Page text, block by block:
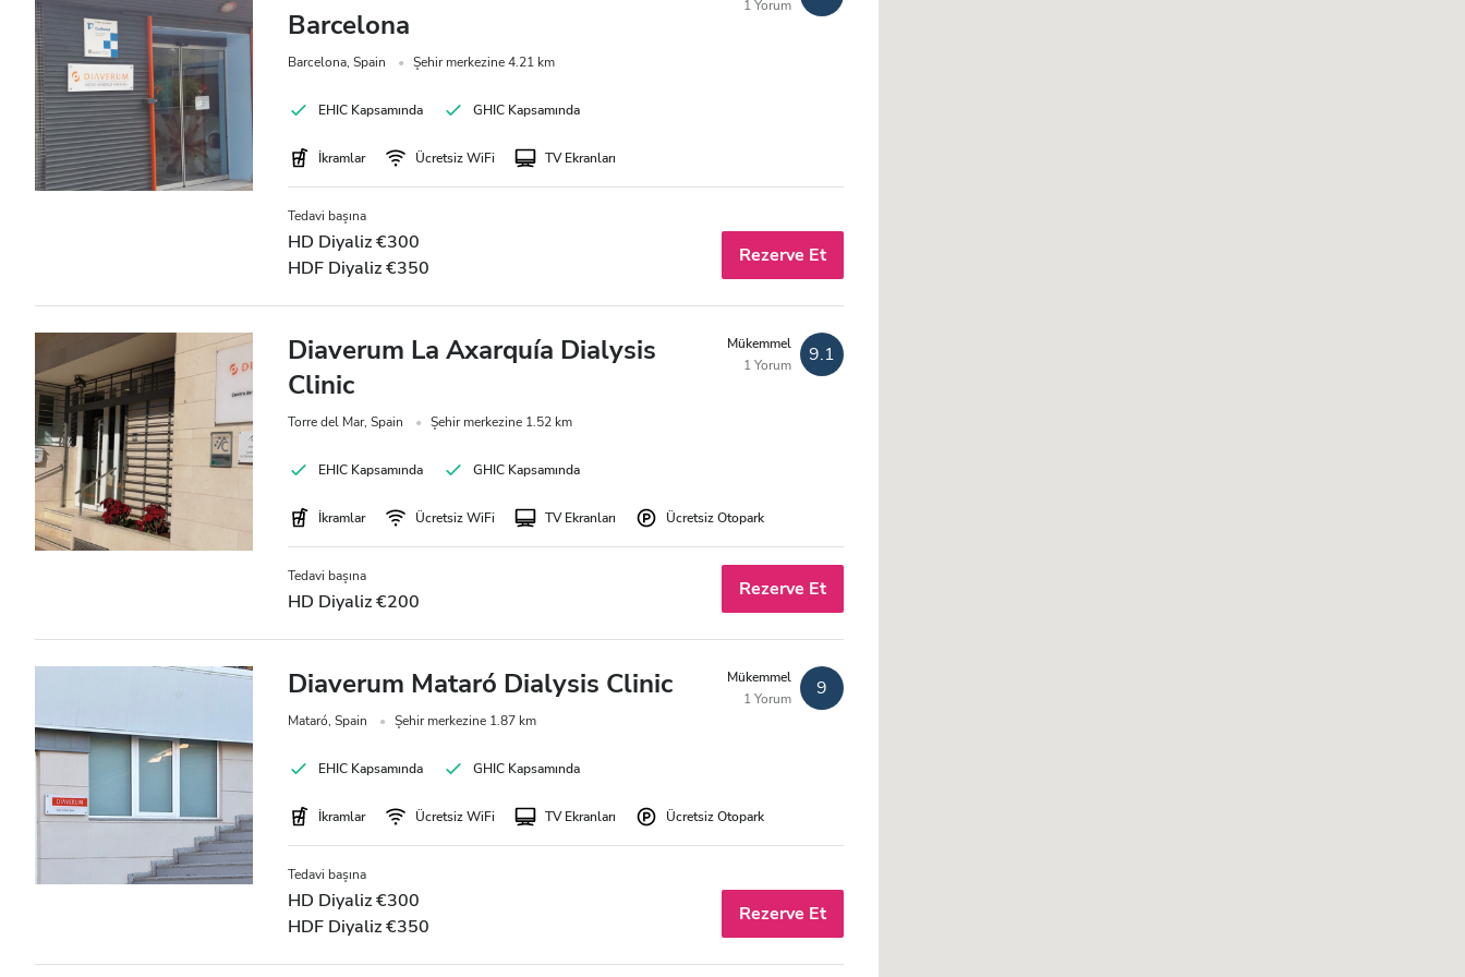
Barcelona
Barcelona, Spain Şehir merkezine 4.21 km
1 Yorum
EHIC Kapsamında GHIC Kapsamında
İkramlar Ücretsiz WiFi TV Ekranları
Tedavi başına
HD Diyaliz €300
HDF Diyaliz €350
Rezerve Et
Diaverum La Axarquía Dialysis
Clinic
Torre del Mar, Spain Şehir merkezine 1.52 km
Mükemmel
1 Yorum
9.1
EHIC Kapsamında GHIC Kapsamında
İkramlar Ücretsiz WiFi TV Ekranları Ücretsiz Otopark
Tedavi başına
HD Diyaliz €200
Rezerve Et
Diaverum Mataró Dialysis Clinic
Mataró, Spain Şehir merkezine 1.87 km
Mükemmel
1 Yorum
9
EHIC Kapsamında GHIC Kapsamında
İkramlar Ücretsiz WiFi TV Ekranları Ücretsiz Otopark
Tedavi başına
HD Diyaliz €300
HDF Diyaliz €350
Rezerve Et